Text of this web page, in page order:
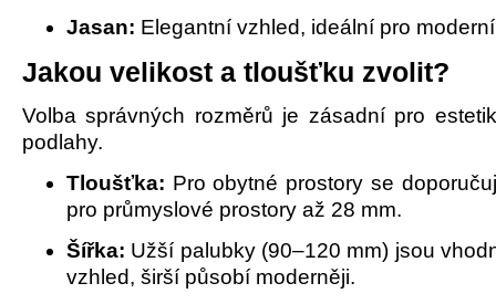
Jasan: Elegantní vzhled, ideální pro
Jakou velikost a tloušťku zvolit?
Volba správných rozměrů je zásadní pro
podlahy.
Tloušťka: Pro obytné prostory se
pro průmyslové prostory až 28 mm.
Šířka: Užší palubky (90–120 mm) jsou
vzhled, širší působí moderněji.